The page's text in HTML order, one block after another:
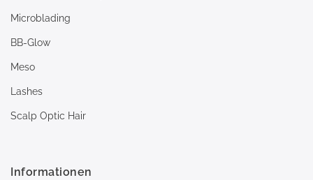
Microblading
BB-Glow
Meso
Lashes
Scalp Optic Hair
Informationen